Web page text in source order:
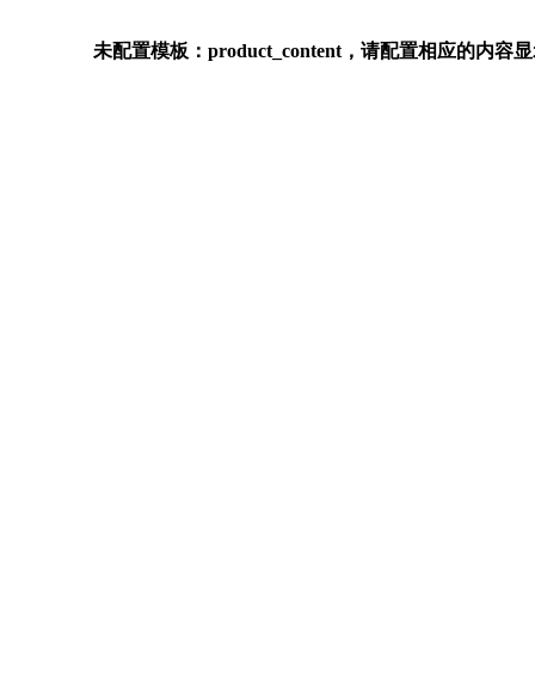
未配置模板：product_content，请配置相应的内容